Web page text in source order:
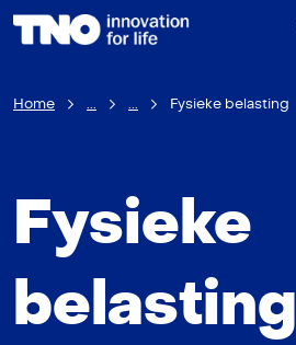
Home ... ... Fysieke belasting
Fysieke
belasting